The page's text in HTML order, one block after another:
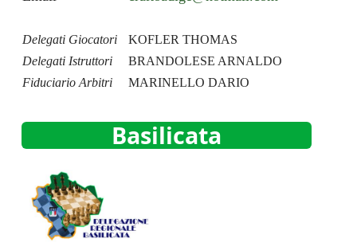
Delegati Giocatori
KOFLER THOMAS
Delegati Istruttori
BRANDOLESE ARNALDO
Fiduciario Arbitri
MARINELLO DARIO
Basilicata